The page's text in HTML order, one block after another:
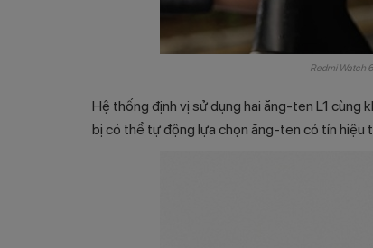
Redmi Watch
Hệ thống định vị sử dụng hai ăng-ten L1 cùng
bị có thể tự động lựa chọn ăng-ten có tín